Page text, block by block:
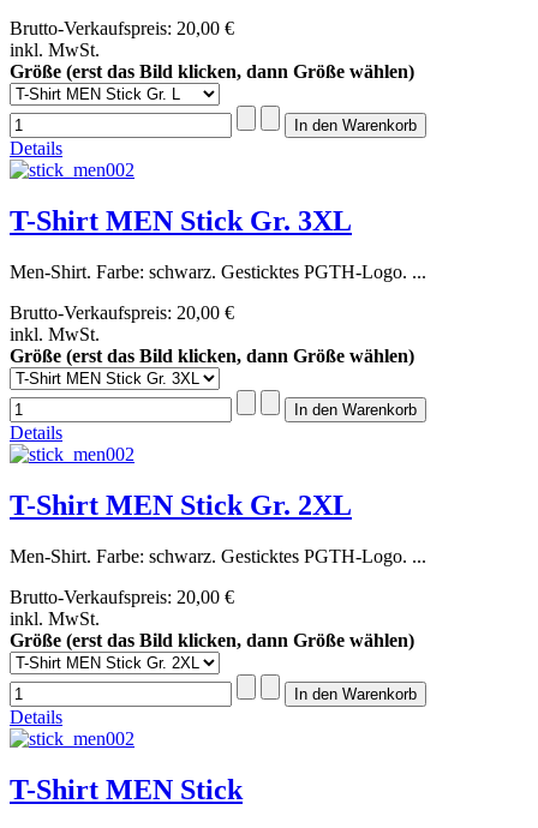
Brutto-Verkaufspreis: 20,00 €
inkl. MwSt.
Größe (erst das Bild klicken, dann Größe wählen)
Details
T-Shirt MEN Stick Gr. 3XL
Men-Shirt. Farbe: schwarz. Gesticktes PGTH-Logo. ...
Brutto-Verkaufspreis: 20,00 €
inkl. MwSt.
Größe (erst das Bild klicken, dann Größe wählen)
Details
T-Shirt MEN Stick Gr. 2XL
Men-Shirt. Farbe: schwarz. Gesticktes PGTH-Logo. ...
Brutto-Verkaufspreis: 20,00 €
inkl. MwSt.
Größe (erst das Bild klicken, dann Größe wählen)
Details
T-Shirt MEN Stick